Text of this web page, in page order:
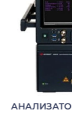
ОПТИЧЕСКОЙ